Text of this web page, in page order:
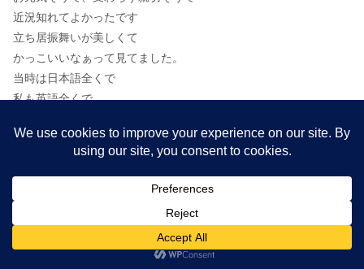
近況知れてよかったです
立ち居振舞いが美しくて
かっこいいなぁって見てました。
当時は日本語全くで
私も英語全くで
わたしもまた習ってみたいなぁ
返信
SECRET: 0